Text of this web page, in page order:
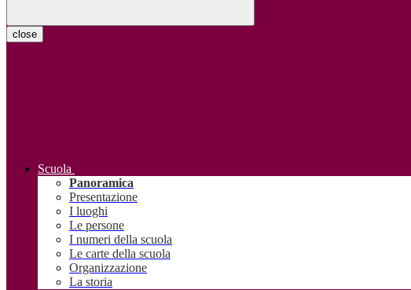
close
Scuola
Panoramica
Presentazione
I luoghi
Le persone
I numeri della scuola
Le carte della scuola
Organizzazione
La storia